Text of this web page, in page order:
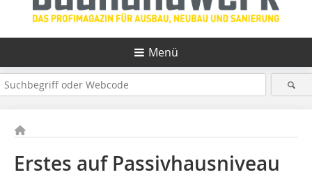
Menü
Erstes auf Passivhausniveau